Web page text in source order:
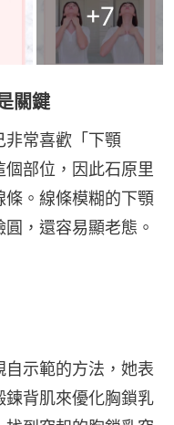
+7
關鍵
常喜歡「下顎
部位，因此石原里
。線條模糊的下顎
，還容易顯老態。
示範的方法，她表
鍊背肌來優化胸鎖乳